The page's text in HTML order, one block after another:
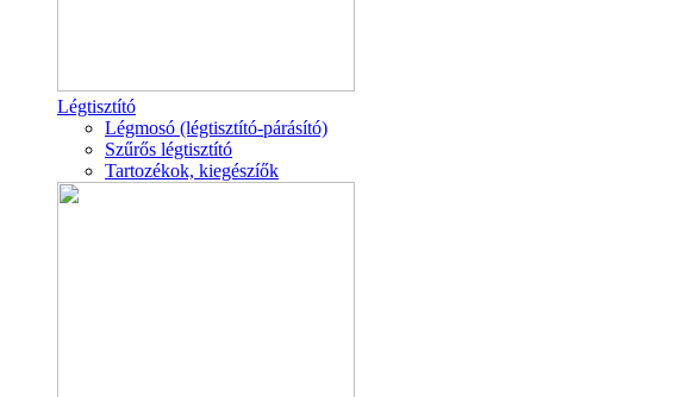
Légtisztító
Légmosó (légtisztító-párásító)
Szűrős légtisztító
Tartozékok, kiegészíők